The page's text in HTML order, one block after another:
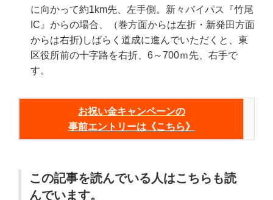
に向かって約1km先、左手側。新々バイパス『竹尾
IC』からの場合、（巻方面からは左折・新発田方面
からは右折)しばらく道成に進んでいただくと、東
区役所前の十字路を右折、6～700ｍ先、右手で
す。
お祝い金キャンペーンの
事前エントリーは《こちら》
この記事を読んでいる人はこちらも読
んでいます。